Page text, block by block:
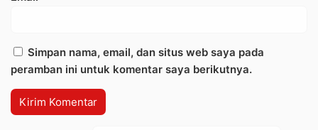
Simpan nama, email, dan situs web saya pada
peramban ini untuk komentar saya berikutnya.